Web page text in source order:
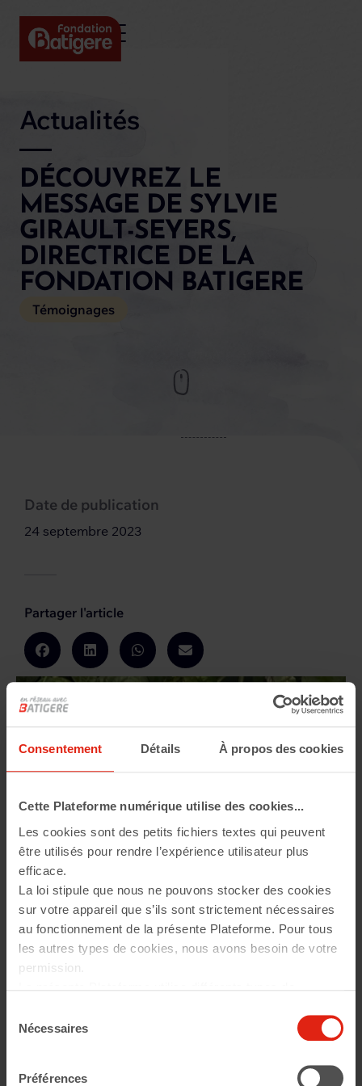
Consentement Détails À propos des cookies
Cette Plateforme numérique utilise des cookies...
Les cookies sont des petits fichiers textes qui peuvent
être utilisés pour rendre l’expérience utilisateur plus
efficace.
La loi stipule que nous ne pouvons stocker des cookies
sur votre appareil que s’ils sont strictement nécessaires
au fonctionnement de la présente Plateforme. Pour tous
les autres types de cookies, nous avons besoin de votre
permission.
tiers qui apparaissent sur nos pages. À tout moment,
vous pouvez modifier ou retirer votre consentement.
En savoir plus sur qui nous sommes, comment vous
Nécessaires
Préférences
Actualités
DÉCOUVREZ LE
MESSAGE DE SYLVIE
GIRAULT-SEYERS,
DIRECTRICE DE LA
FONDATION BATIGERE
Témoignages
Date de publication
24 septembre 2023
Partager l'article